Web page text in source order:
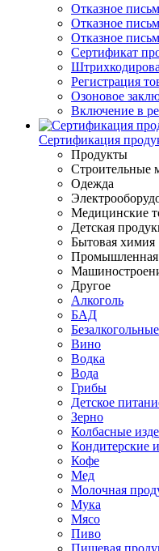
Отказное
Отказное
Отказное
Сертификат
Регистрация
Озоновое
Включение в
Сертификация
Продукты
Строительные
Одежда
Медицинские
Детская
Бытовая химия
Другое
Алкоголь
БАД
Вино
Водка
Вода
Грибы
Детское
Зерно
Колбасные
Кондитерские
Кофе
Мед
Молочная
Мука
Мясо
Пиво
Пищевая